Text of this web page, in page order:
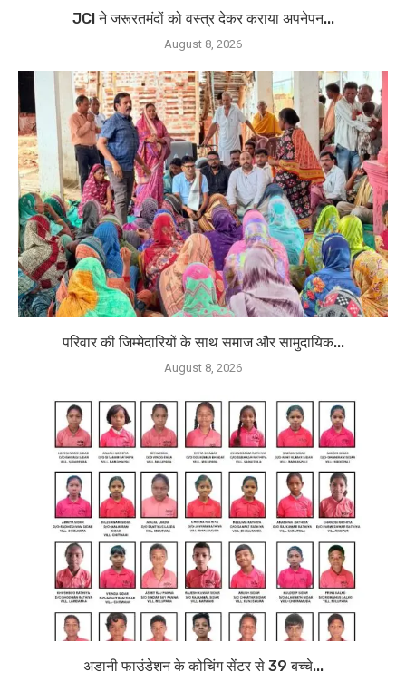
JCI ने जरूरतमंदों को वस्त्र देकर कराया अपनेपन...
August 8, 2026
परिवार की जिम्मेदारियों के साथ समाज और सामुदायिक...
August 8, 2026
अडानी फाउंडेशन के कोचिंग सेंटर से 39 बच्चे...